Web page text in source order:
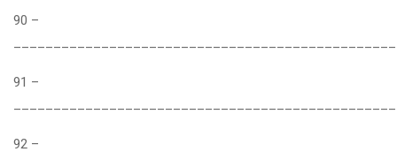
90 –
91 –
92 –